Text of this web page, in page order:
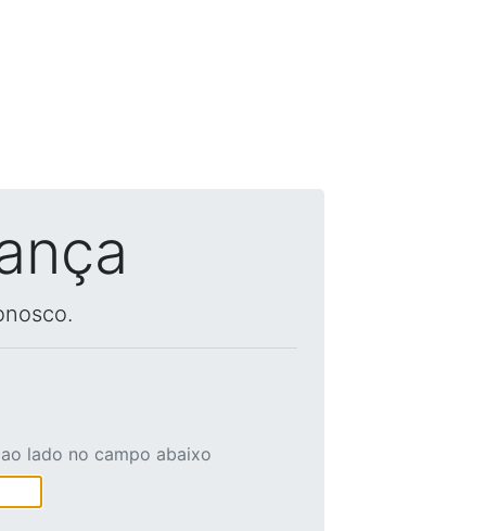
lado no campo abaixo